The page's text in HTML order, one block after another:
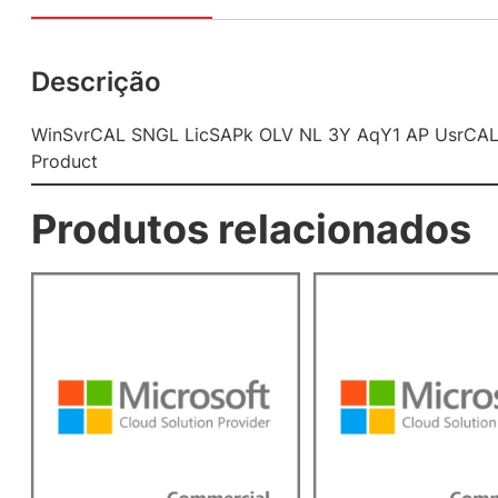
Descrição
WinSvrCAL SNGL LicSAPk OLV NL 3Y AqY1 AP
Product
Produtos relacionados